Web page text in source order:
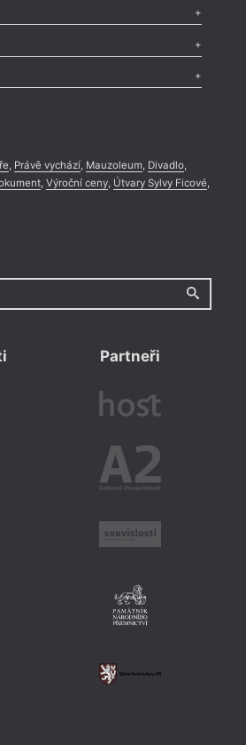
Celá rubrika
, Právě vychází, Mauzoleum, Divadlo,
, Výroční ceny, Útvary Sylvy Ficové,
Partneři